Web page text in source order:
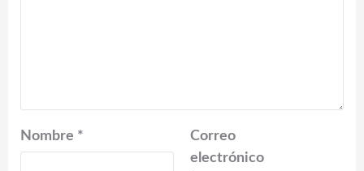
Nombre *
Correo
electrónico